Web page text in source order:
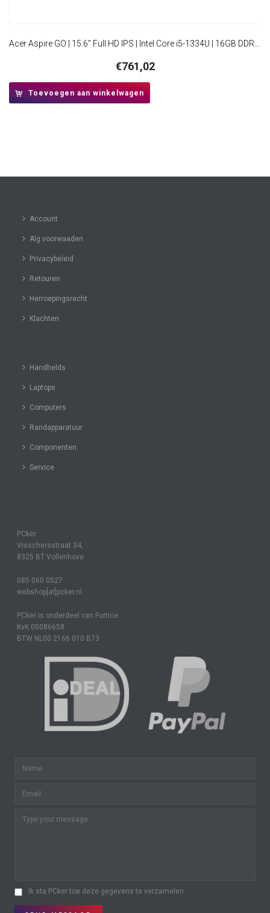
Acer Aspire GO | 15.6” Full HD IPS | Intel Core i5-1334U | 16GB DDR5 | 512GB SSD | W11 Pro
€761,02
Toevoegen aan winkelwagen
Account
Alg.voorwaaden
Privacybeleid
Retouren
Herroepingsrecht
Klachten
Handhelds
Laptops
Computers
Randapparatuur
Componenten
Service
PCker
Visschersstraat 34,
8325 BT Vollenhove
085 060 0527
webshop[at]pcker.nl
PCker is onderdeel van Furtice
KvK 05086658
BTW NL00 2166 010 B73
Ik sta PCker toe deze gegevens te verzamelen.